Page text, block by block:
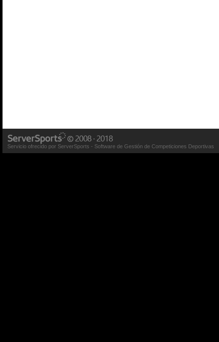
Servicio ofrecido por ServerSports - Software de Gestión de Competiciones Deportivas